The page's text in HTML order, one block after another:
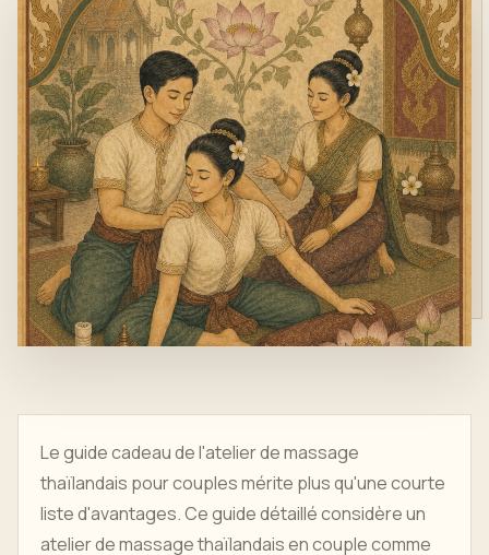
Le guide cadeau de l'atelier de massage
thaïlandais pour couples mérite plus qu'une courte
liste d'avantages. Ce guide détaillé considère un
atelier de massage thaïlandais en couple comme